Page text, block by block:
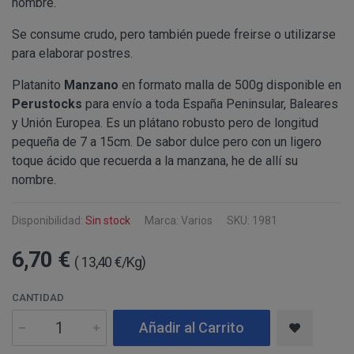
Se consume crudo, pero también puede freirse o utilizarse
para elaborar postres.
Platanito Manzano en formato malla de 500g disponible en
Perustocks para envío a toda España Peninsular, Baleares
y Unión Europea. Es un plátano robusto pero de longitud
pequeña de 7 a 15cm. De sabor dulce pero con un ligero
toque ácido que recuerda a la manzana, he de allí su
nombre.
Disponibilidad: Sin stock Marca: Varios SKU: 1981
6,70 €( 13,40 €/Kg)
CANTIDAD
Añadir al Carrito
COMUNICACIONES
Tfno: 977 270399 - HORARIOS: Lunes - Viernes:
Sábado: Mañana 10,00 a 14,00h. Tarde 17,00 a
Dirección postal: Plaça Font Nova nº2, local B,
Información
tratamiento de sus datos?
Para comunicarse con nosotros, ponemos a su
detallamos a continuación:
Tfno: 977 270399 - HORARIOS: Lunes -
Sábado: Mañana 10,00 a 14,00h. Tarde 17,00 a
Email: info@perustocks.es.
Dirección postal: Carrer del Vent, 25 Local 1,
postal se encuentra la tienda presencial.
Todas las notificaciones y comunicaciones entre los
eficaces, a todos los efectos, cuando se realicen a
Los productos ofertados, junto con las características
en pantalla.
MODIFICACION O ANULACION DEL PEDIDO
DESISTIMIENTO DE LA COMPRA
Suministro de bienes precintados que no pueden ser
Productos que puedan deteriorarse o caducar